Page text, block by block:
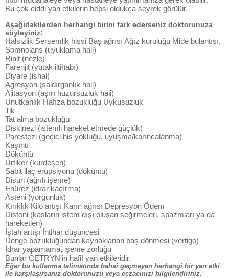
Bu çok ciddi yan etkilerin hepsi oldukça seyrek görülür.
Aşağıdakilerden herhangi birini fark ederseniz doktorunuza
söyleyiniz:
Halsizlik Sersemlik hissi Baş ağrısı Ağız kuruluğu Mide bulantısı,
Somnolans (uyuklama hali)
Rinit (nezle)
Farenjit (yutak iltihabı)
Diyare (ishal)
Agresyon (saldırganlık hali)
Ajitasyon (aşırı huzursuzluk hali)
Unutkanlık Hafıza bozukluğu Uykusuzluk
Tik
Tat alma bozukluğu
Diskinezi (istemli hareket etmede güçlük)
Parestezi (geçici his yokluğu, uyuşma/karıncalanma)
Kaşıntı
Döküntü
Ürtiker (kurdeşen)
Sabit ilaç erüpsiyonu (döküntü)
Disüri (ağrılı işeme)
Enürez (idrar kaçırma)
Asteni (yorgunluk)
Kırıklık Kilo artışı Karın ağrısı Depresyon Ödem
Distoni (kasların istem dışı oluşan seğirmeleri, spazmları ya da
hareketleri)
İştah artışı İntihar düşüncesi
Denge bozukluğundan kaynaklanan baş dönmesi (vertigo)
İdrar yapamama, işeme zorluğu
Bunlar CETRYN'in hafif yan etkileridir.
Eğer bu kullanma talimatında bahsi geçmeyen herhangi bir yan etki
ile karşılaşırsanız doktorunuzu veya eczacınızı bilgilendiriniz.